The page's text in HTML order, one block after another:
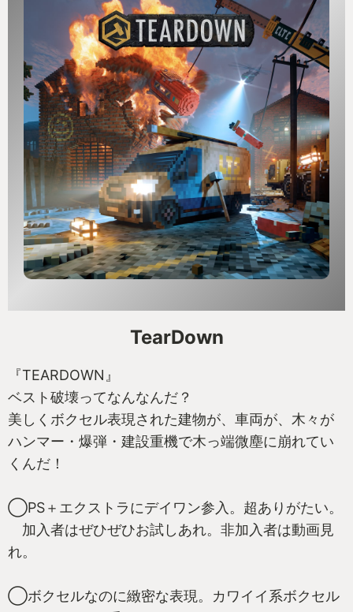
TearDown
『TEARDOWN』
ベスト破壊ってなんなんだ？
美しくボクセル表現された建物が、車両が、木々が
ハンマー・爆弾・建設重機で木っ端微塵に崩れてい
くんだ！
◯PS＋エクストラにデイワン参入。超ありがたい。
加入者はぜひぜひお試しあれ。非加入者は動画見
れ。
◯ボクセルなのに緻密な表現。カワイイ系ボクセル